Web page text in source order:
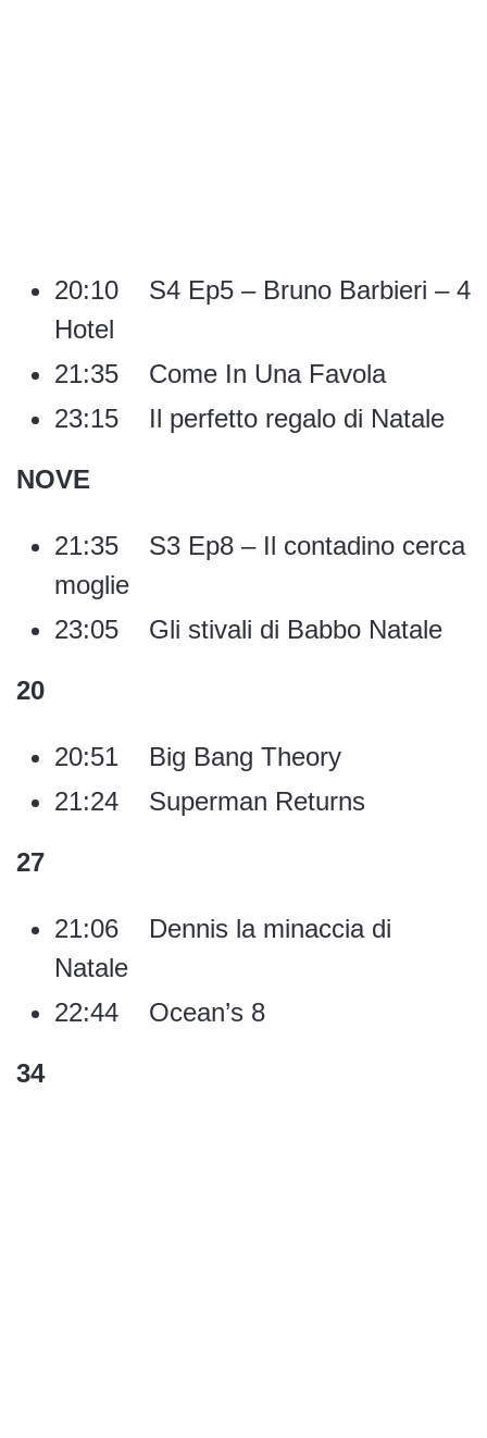
20:10 S4 Ep5 – Bruno Barbieri – 4
Hotel
21:35 Come In Una Favola
23:15 Il perfetto regalo di Natale
NOVE
21:35 S3 Ep8 – Il contadino cerca
moglie
23:05 Gli stivali di Babbo Natale
20
20:51 Big Bang Theory
21:24 Superman Returns
27
21:06 Dennis la minaccia di
Natale
22:44 Ocean’s 8
34